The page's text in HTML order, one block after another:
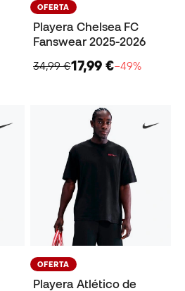
OFERTA
Playera Chelsea FC
Fanswear 2025-2026
34,99 €17,99 €−49%
OFERTA
Playera Atlético de